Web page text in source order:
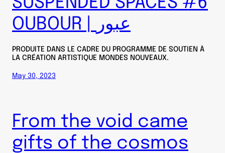
OUBOUR | عبور
PRODUITE DANS LE CADRE DU PROGRAMME DE SOUTIEN À
LA CRÉATION ARTISTIQUE MONDES NOUVEAUX.
May 30, 2023
From the void came
gifts of the cosmos